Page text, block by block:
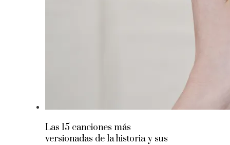
Las 15 canciones más
versionadas de la historia y sus